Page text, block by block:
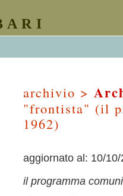
archivio >
"frontista" (il
1962)
aggiornato al: 10/10/
il programma